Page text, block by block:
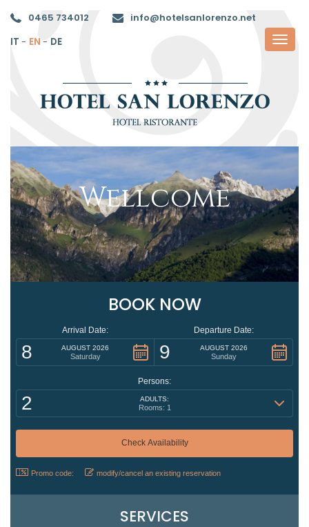
0465 734012
info@hotelsanlorenzo.net
IT - EN - DE
Wellcome
BOOK NOW
Arrival Date:
8 AUGUST 2026
Saturday
Departure Date:
9 AUGUST 2026
Sunday
Persons:
2 ADULTS:
Rooms: 1
Promo code: modify/cancel an existing reservation
SERVICES